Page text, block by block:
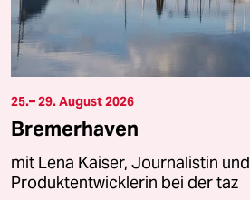
25.– 29. August 2026
Bremerhaven
mit Lena Kaiser, Journalistin und
Produktentwicklerin bei der taz